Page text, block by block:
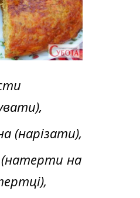
(нарізати),
(натерти на